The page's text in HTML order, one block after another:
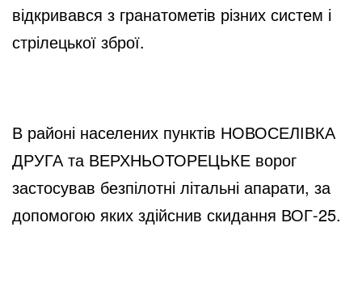
відкривався з гранатометів різних систем і
стрілецької зброї.
В районі населених пунктів НОВОСЕЛІВКА
ДРУГА та ВЕРХНЬОТОРЕЦЬКЕ ворог
застосував безпілотні літальні апарати, за
допомогою яких здійснив скидання ВОГ-25.